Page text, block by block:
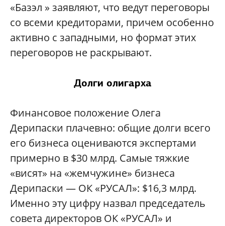
«Базэл » заявляют, что ведут переговоры
со всеми кредиторами, причем особенно
активно с западными, но формат этих
переговоров не раскрывают.
Долги олигарха
Финансовое положение Олега
Дерипаски плачевно: общие долги всего
его бизнеса оцениваются экспертами
примерно в $30 млрд. Самые тяжкие
«висят» на «жемчужине» бизнеса
Дерипаски — ОК «РУСАЛ»: $16,3 млрд.
Именно эту цифру назвал председатель
совета директоров ОК «РУСАЛ» и